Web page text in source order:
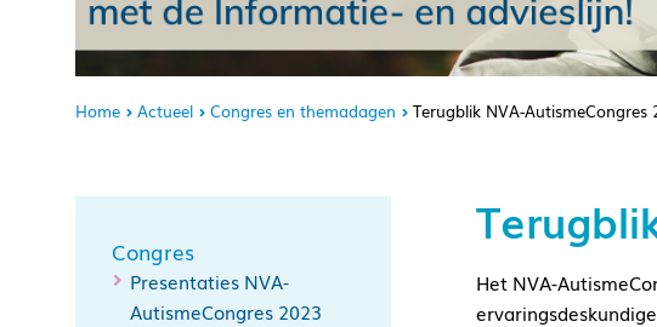
Home Actueel Congres en themadagen Terugblik NVA-AutismeCongres
Congres
Presentaties NVA-
AutismeCongres 2023
Het NVA-